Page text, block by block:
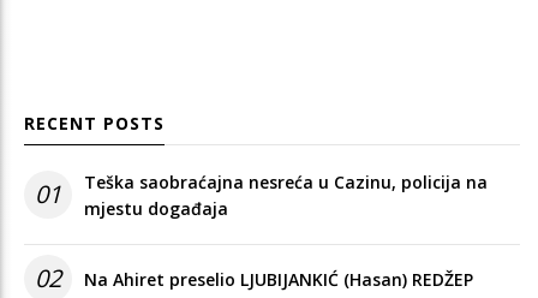
RECENT POSTS
01
Teška saobraćajna nesreća u Cazinu, policija na
mjestu događaja
02 Na Ahiret preselio LJUBIJANKIĆ (Hasan) REDŽEP